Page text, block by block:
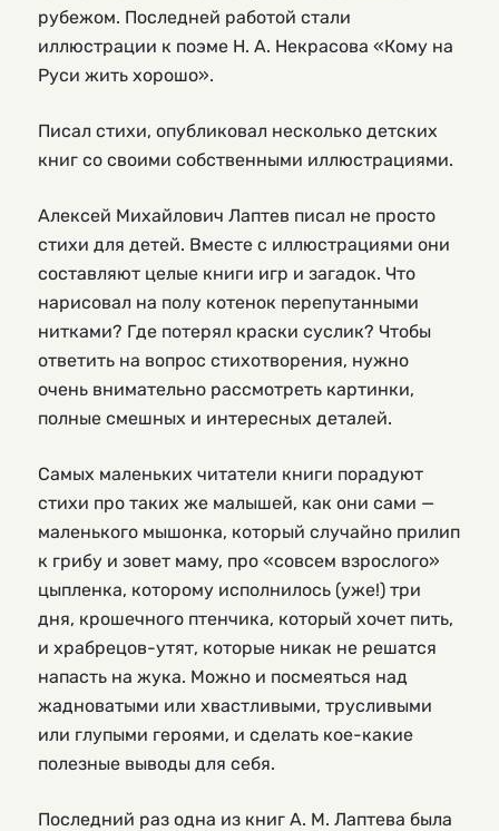
рубежом. Последней работой стали
иллюстрации к поэме Н. А. Некрасова «Кому на
Руси жить хорошо».
Писал стихи, опубликовал несколько детских
книг со своими собственными иллюстрациями.
Алексей Михайлович Лаптев писал не просто
стихи для детей. Вместе с иллюстрациями они
составляют целые книги игр и загадок. Что
нарисовал на полу котенок перепутанными
нитками? Где потерял краски суслик? Чтобы
ответить на вопрос стихотворения, нужно
очень внимательно рассмотреть картинки,
полные смешных и интересных деталей.
Самых маленьких читатели книги порадуют
стихи про таких же малышей, как они сами —
маленького мышонка, который случайно прилип
к грибу и зовет маму, про «совсем взрослого»
цыпленка, которому исполнилось (уже!) три
дня, крошечного птенчика, который хочет пить,
и храбрецов-утят, которые никак не решатся
напасть на жука. Можно и посмеяться над
жадноватыми или хвастливыми, трусливыми
или глупыми героями, и сделать кое-какие
полезные выводы для себя.
Последний раз одна из книг А. М. Лаптева была